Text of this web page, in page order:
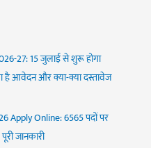
27: 15 जुलाई से शुरू होगा
आवेदन और क्या-क्या दस्तावेज
Apply Online: 6565 पदों पर
जानकारी